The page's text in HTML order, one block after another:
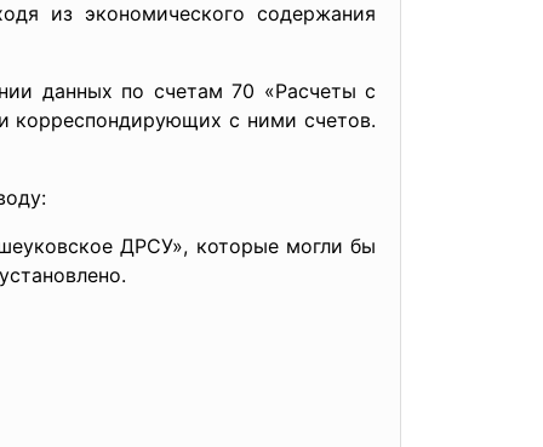
из экономического содержания
данных по счетам 70 «Расчеты с
корреспондирующих с ними счетов.
ДРСУ», которые могли бы